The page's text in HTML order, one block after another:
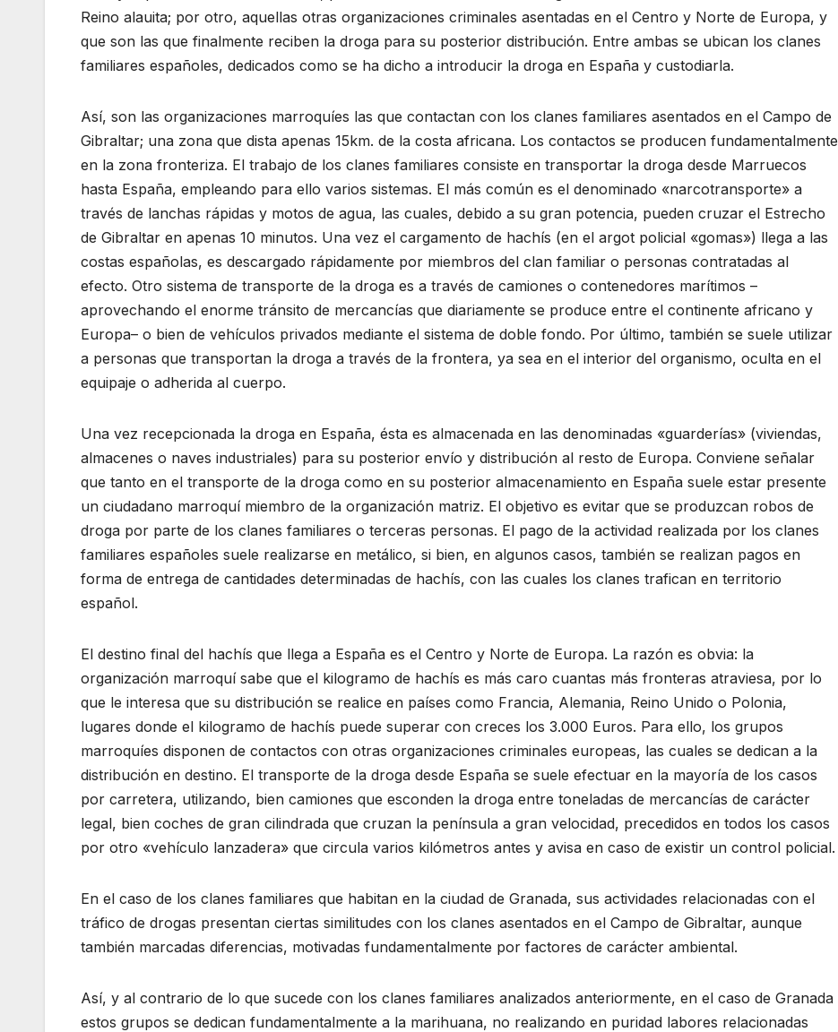
Reino alauita; por otro, aquellas otras organizaciones criminales asentadas en el Centro y Norte de Europa, y
que son las que finalmente reciben la droga para su posterior distribución. Entre ambas se ubican los clanes
familiares españoles, dedicados como se ha dicho a introducir la droga en España y custodiarla.
Así, son las organizaciones marroquíes las que contactan con los clanes familiares asentados en el Campo de
Gibraltar; una zona que dista apenas 15km. de la costa africana. Los contactos se producen fundamentalmente
en la zona fronteriza. El trabajo de los clanes familiares consiste en transportar la droga desde Marruecos
hasta España, empleando para ello varios sistemas. El más común es el denominado «narcotransporte» a
través de lanchas rápidas y motos de agua, las cuales, debido a su gran potencia, pueden cruzar el Estrecho
de Gibraltar en apenas 10 minutos. Una vez el cargamento de hachís (en el argot policial «gomas») llega a las
costas españolas, es descargado rápidamente por miembros del clan familiar o personas contratadas al
efecto. Otro sistema de transporte de la droga es a través de camiones o contenedores marítimos –
aprovechando el enorme tránsito de mercancías que diariamente se produce entre el continente africano y
Europa– o bien de vehículos privados mediante el sistema de doble fondo. Por último, también se suele utilizar
a personas que transportan la droga a través de la frontera, ya sea en el interior del organismo, oculta en el
equipaje o adherida al cuerpo.
Una vez recepcionada la droga en España, ésta es almacenada en las denominadas «guarderías» (viviendas,
almacenes o naves industriales) para su posterior envío y distribución al resto de Europa. Conviene señalar
que tanto en el transporte de la droga como en su posterior almacenamiento en España suele estar presente
un ciudadano marroquí miembro de la organización matriz. El objetivo es evitar que se produzcan robos de
droga por parte de los clanes familiares o terceras personas. El pago de la actividad realizada por los clanes
familiares españoles suele realizarse en metálico, si bien, en algunos casos, también se realizan pagos en
forma de entrega de cantidades determinadas de hachís, con las cuales los clanes trafican en territorio
español.
El destino final del hachís que llega a España es el Centro y Norte de Europa. La razón es obvia: la
organización marroquí sabe que el kilogramo de hachís es más caro cuantas más fronteras atraviesa, por lo
que le interesa que su distribución se realice en países como Francia, Alemania, Reino Unido o Polonia,
lugares donde el kilogramo de hachís puede superar con creces los 3.000 Euros. Para ello, los grupos
marroquíes disponen de contactos con otras organizaciones criminales europeas, las cuales se dedican a la
distribución en destino. El transporte de la droga desde España se suele efectuar en la mayoría de los casos
por carretera, utilizando, bien camiones que esconden la droga entre toneladas de mercancías de carácter
legal, bien coches de gran cilindrada que cruzan la península a gran velocidad, precedidos en todos los casos
por otro «vehículo lanzadera» que circula varios kilómetros antes y avisa en caso de existir un control policial.
En el caso de los clanes familiares que habitan en la ciudad de Granada, sus actividades relacionadas con el
tráfico de drogas presentan ciertas similitudes con los clanes asentados en el Campo de Gibraltar, aunque
también marcadas diferencias, motivadas fundamentalmente por factores de carácter ambiental.
Así, y al contrario de lo que sucede con los clanes familiares analizados anteriormente, en el caso de Granada
estos grupos se dedican fundamentalmente a la marihuana, no realizando en puridad labores relacionadas